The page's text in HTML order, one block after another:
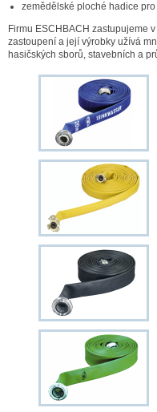
zemědělské ploché hadice
Firmu ESCHBACH zastupujeme
zastoupení a její výrobky užívá
hasičských sborů, stavebních a